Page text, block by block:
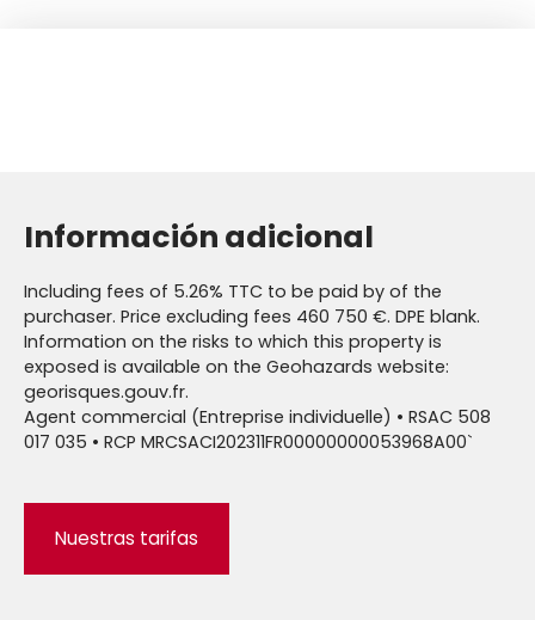
Información adicional
Including fees of 5.26% TTC to be paid by of the
purchaser. Price excluding fees 460 750 €. DPE blank.
Information on the risks to which this property is
exposed is available on the Geohazards website:
georisques.gouv.fr.
Agent commercial (Entreprise individuelle) • RSAC 508
017 035 • RCP MRCSACI202311FR00000000053968A00`
Nuestras tarifas